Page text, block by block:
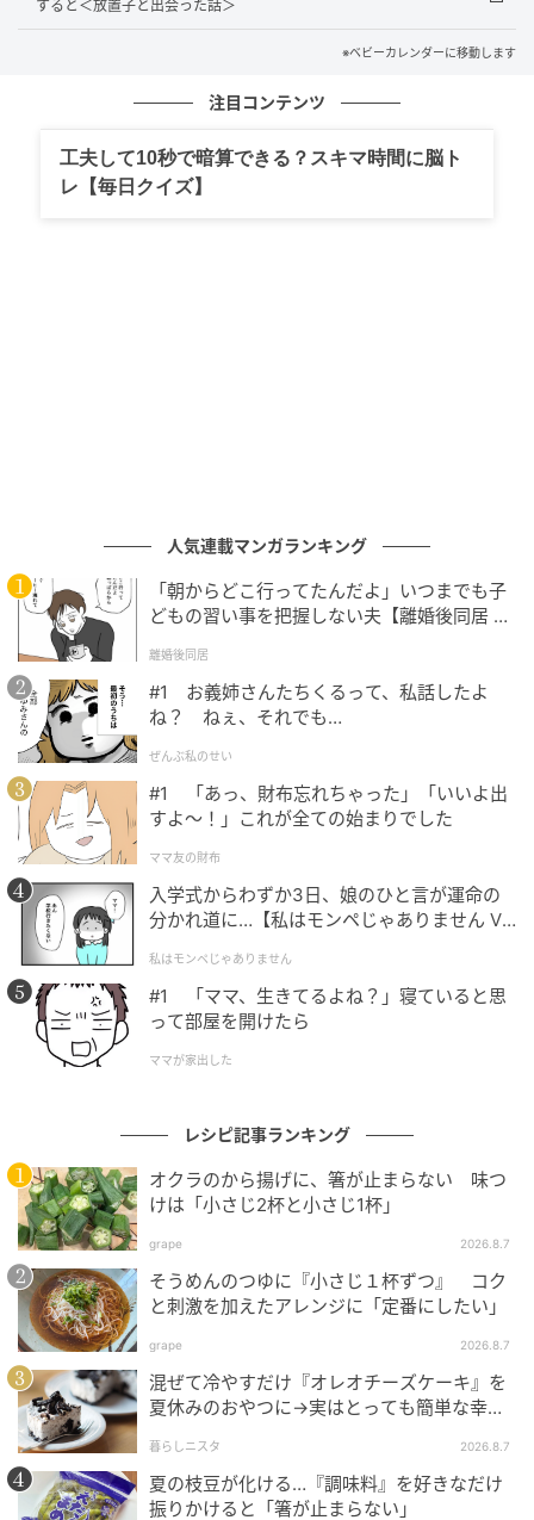
米粉パン粉の原材料を確認しました。
パン粉」という大きな文字の横に、
とはっきりと明記されていたのです！ もちろん裏
面の原材料欄にも「小麦」「小麦グルテン」の文字
医師からは、食べたのが少量だったこと、自宅で負荷
試験を続けていたため体に少し耐性がついていたこ
と、そしてすぐに投薬して安静にしたことで、大事に
至らずに済んだと言われ、心底ホッとしました。
母は「米粉」と書いてあったことで、お米の成分しか
入っていないと思い込んでしまったと深く反省してい
ました。その後は二度とこのようなヒューマンエラー
が起きないよう、私や母はもちろん、息子自身にも自
分で原材料を確認するよう教え、家族全員で細心の注
意を払っています。
◇ ◇ ◇
「米粉パン粉」という名称であっても、小麦を使用し
ていない製品がある一方で、食感を調整する目的で小
麦由来の原材料（小麦グルテンなど）が使用されてい
これは米粉パン粉に限らず、加工食品全般において、
食感や品質を保つために主原料とは異なる原材料が使
用されることがあります。
商品の名称やパッケージの表記だけで判断せず、必ず
裏面の「原材料名」や「アレルギー表示（特定原材料
等）」を確認することが大切です。
毎日のアレルギー管理は容易ではありませんが、家族
で「表示を確認する」という習慣を共有し、協力しな
がらお子さんの安全を守っていきましょう。
すると＜放置子と出会った話＞
※ベビーカレンダーに移動します
注目コンテンツ
工夫して10秒で暗算できる？スキマ時間に脳ト
レ【毎日クイズ】
人気連載マンガランキング
「朝からどこ行ってたんだよ」いつまでも子
どもの習い事を把握しない夫【離婚後同居 Vo
離婚後同居
#1 お義姉さんたちくるって、私話したよ
ね？ ねぇ、それでも…
ぜんぶ私のせい
#1 「あっ、財布忘れちゃった」「いいよ出
すよ〜！」これが全ての始まりでした
ママ友の財布
入学式からわずか3日、娘のひと言が運命の
分かれ道に…【私はモンペじゃありません Vo
私はモンペじゃありません
#1 「ママ、生きてるよね？」寝ていると思
って部屋を開けたら
ママが家出した
レシピ記事ランキング
オクラのから揚げに、箸が止まらない 味つ
けは「小さじ2杯と小さじ1杯」
grape 2026.8.7
そうめんのつゆに『小さじ１杯ずつ』 コク
と刺激を加えたアレンジに「定番にしたい」
grape 2026.8.7
混ぜて冷やすだけ『オレオチーズケーキ』を
夏休みのおやつに→実はとっても簡単な幸せ
暮らしニスタ 2026.8.7
夏の枝豆が化ける…『調味料』を好きなだけ
振りかけると「箸が止まらない」